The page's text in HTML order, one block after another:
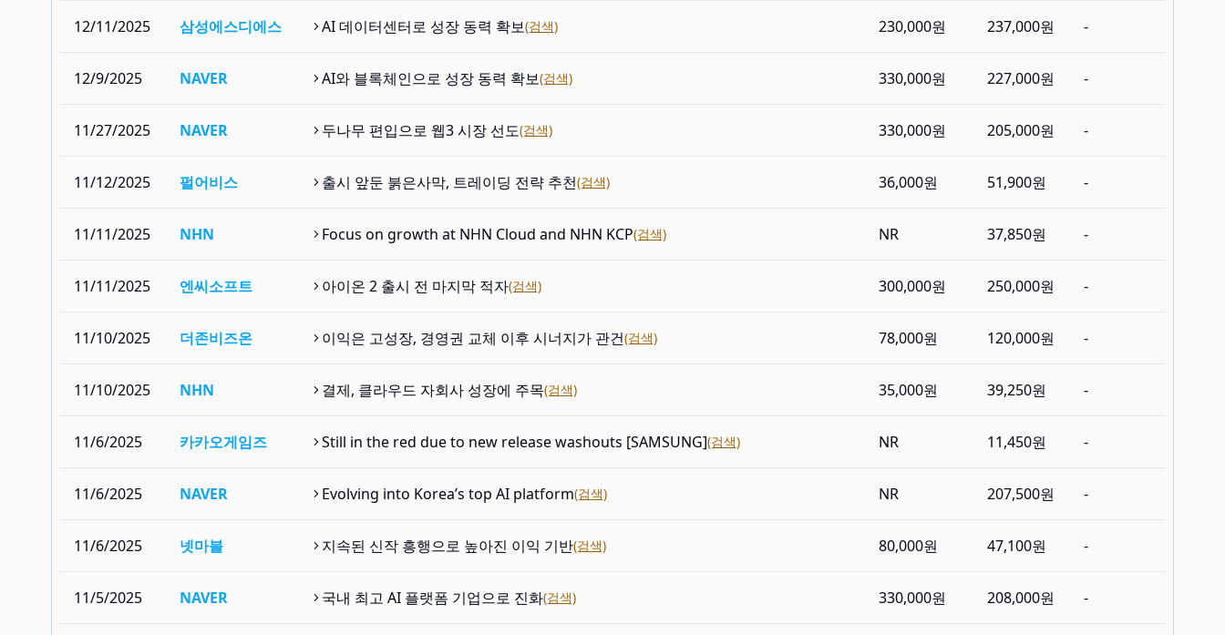
12/11/2025 삼성에스디에스 AI 데이터센터로 성장 동력 확보(검색) 230,000원 237,000원 -
12/9/2025 NAVER AI와 블록체인으로 성장 동력 확보(검색) 330,000원 227,000원 -
11/27/2025 NAVER 두나무 편입으로 웹3 시장 선도(검색) 330,000원 205,000원 -
11/12/2025 펄어비스 출시 앞둔 붉은사막, 트레이딩 전략 추천(검색) 36,000원 51,900원 -
11/11/2025 NHN Focus on growth at NHN Cloud and NHN KCP(검색) NR 37,850원 -
11/11/2025 엔씨소프트 아이온 2 출시 전 마지막 적자(검색) 300,000원 250,000원 -
11/10/2025 더존비즈온 이익은 고성장, 경영권 교체 이후 시너지가 관건(검색) 78,000원 120,000원 -
11/10/2025 NHN 결제, 클라우드 자회사 성장에 주목(검색) 35,000원 39,250원 -
11/6/2025 카카오게임즈 Still in the red due to new release washouts [SAMSUNG](검색) NR 11,450원 -
11/6/2025 NAVER Evolving into Korea’s top AI platform(검색) NR 207,500원 -
11/6/2025 넷마블 지속된 신작 흥행으로 높아진 이익 기반(검색) 80,000원 47,100원 -
11/5/2025 NAVER 국내 최고 AI 플랫폼 기업으로 진화(검색) 330,000원 208,000원 -